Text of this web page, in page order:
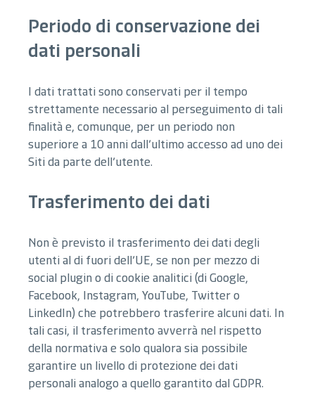
Periodo di conservazione dei
dati personali
I dati trattati sono conservati per il tempo
strettamente necessario al perseguimento di tali
finalità e, comunque, per un periodo non
superiore a 10 anni dall’ultimo accesso ad uno dei
Siti da parte dell’utente.
Trasferimento dei dati
Non è previsto il trasferimento dei dati degli
utenti al di fuori dell’UE, se non per mezzo di
social plugin o di cookie analitici (di Google,
Facebook, Instagram, YouTube, Twitter o
LinkedIn) che potrebbero trasferire alcuni dati. In
tali casi, il trasferimento avverrà nel rispetto
della normativa e solo qualora sia possibile
garantire un livello di protezione dei dati
personali analogo a quello garantito dal GDPR.